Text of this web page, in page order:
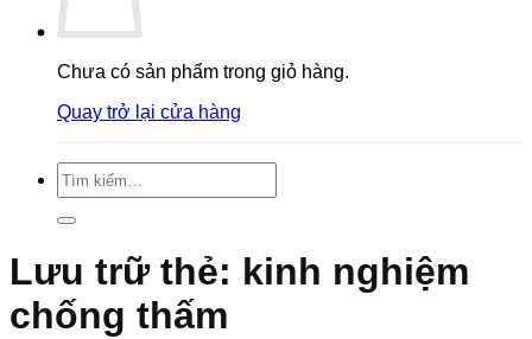
Chưa có sản phẩm trong giỏ hàng.
Quay trở lại cửa hàng
Tìm
kiếm:
Lưu trữ thẻ: kinh nghiệm
chống thấm